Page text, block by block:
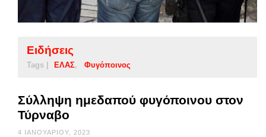
Ειδήσεις
Tags | ΕΛΑΣ Φυγόποινος
Σύλληψη ημεδαπού φυγόποινου στον
Τύρναβο
4 ΙΑΝΟΥΑΡΊΟΥ, 2023